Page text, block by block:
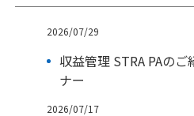
2026/07/29
収益管理 STRA PAの
ナー
2026/07/17